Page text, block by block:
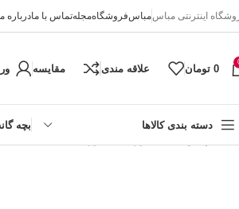
اینترنتی مباسمباسفروشگاهمجلهتماس با مادرباره
0 تومان علاقه مندی مقایسه
دسته بندی کالاها بچه